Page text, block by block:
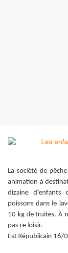
La société de
animation à
dizaine
poissons dans le
10 kg de truites. À
pas ce loisir.
Est Républicain 16/